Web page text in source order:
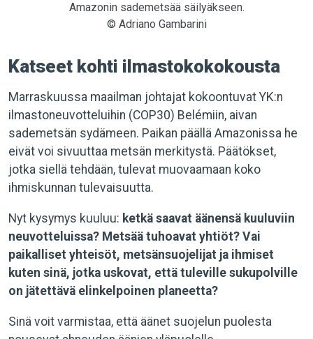
Amazonin sademetsää säilyäkseen.
© Adriano Gambarini
Katseet kohti ilmastokokokousta
Marraskuussa maailman johtajat kokoontuvat YK:n
ilmastoneuvotteluihin (COP30) Belémiin, aivan
sademetsän sydämeen. Paikan päällä Amazonissa he
eivät voi sivuuttaa metsän merkitystä. Päätökset,
jotka siellä tehdään, tulevat muovaamaan koko
ihmiskunnan tulevaisuutta.
Nyt kysymys kuuluu: ketkä saavat äänensä kuuluviin
neuvotteluissa? Metsää tuhoavat yhtiöt? Vai
paikalliset yhteisöt, metsänsuojelijat ja ihmiset
kuten sinä, jotka uskovat, että tuleville sukupolville
on jätettävä elinkelpoinen planeetta?
Sinä voit varmistaa, että äänet suojelun puolesta